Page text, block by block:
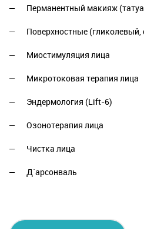
Перманентный макияж
Поверхностные
Миостимуляция лица
Микротоковая терапия лица
Эндермология (Lift-6)
Озонотерапия лица
Чистка лица
Д`арсонваль